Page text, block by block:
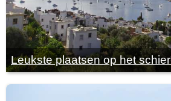
Leukste plaatsen op het